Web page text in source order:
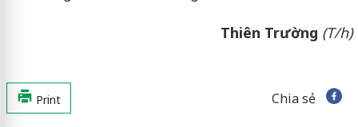
Thiên Trường (T/h)
Print Chia sẻ